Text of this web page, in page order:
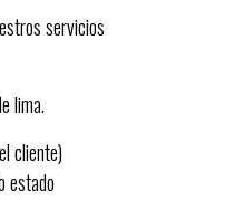
servicios
lima.
cliente)
estado